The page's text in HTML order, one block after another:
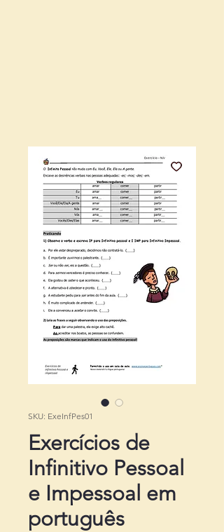
SKU: ExeInfPes01
Exercícios de
Infinitivo Pessoal
e Impessoal em
português